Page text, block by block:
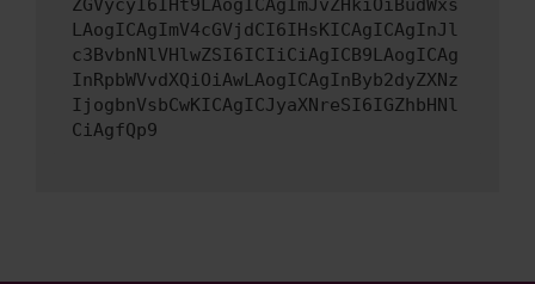
ZGVycyI6IHt9LAogICAgImJvZHkiOiBudWxs
LAogICAgImV4cGVjdCI6IHsKICAgICAgInJl
c3BvbnNlVHlwZSI6ICIiCiAgICB9LAogICAg
InRpbWVvdXQiOiAwLAogICAgInByb2dyZXNz
IjogbnVsbCwKICAgICJyaXNreSI6IGZhbHNl
CiAgfQp9